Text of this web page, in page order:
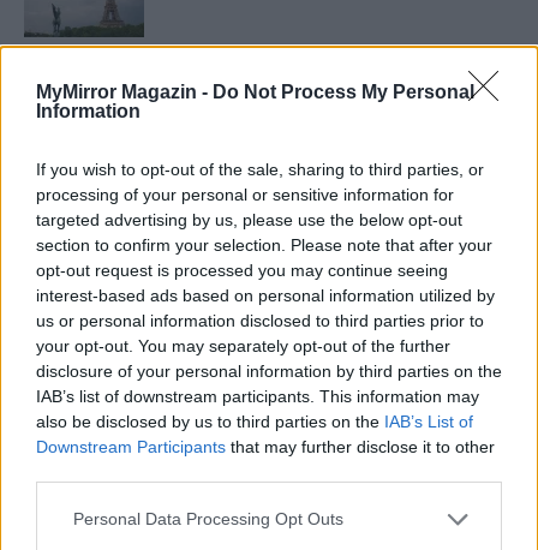
MyMirror Magazin - Do Not Process My Personal
Information
If you wish to opt-out of the sale, sharing to third parties, or
processing of your personal or sensitive information for
targeted advertising by us, please use the below opt-out
section to confirm your selection. Please note that after your
opt-out request is processed you may continue seeing
interest-based ads based on personal information utilized by
us or personal information disclosed to third parties prior to
your opt-out. You may separately opt-out of the further
disclosure of your personal information by third parties on the
IAB’s list of downstream participants. This information may
also be disclosed by us to third parties on the IAB’s List of
Downstream Participants that may further disclose it to other
Personal Data Processing Opt Outs
Minka 12. rész
Minka 11. rész
T. szereti a fiatal lányokat 14. rész
Pedig szóltam… – Miért nem hiszünk a
nőknek, amikor segítséget kérnek?